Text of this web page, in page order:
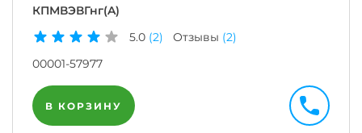
КПМВЭВГнг(A)
5.0 (2) Отзывы (2)
00001-57977
В КОРЗИНУ